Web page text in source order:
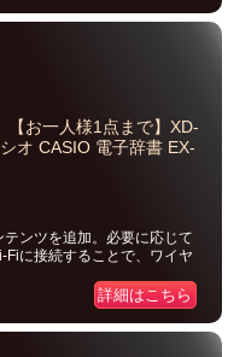
【お一人様1点まで】XD-
オ CASIO 電子辞書 EX-
ンツを追加。必要に応じて
Fiに接続することで、ワイヤ
詳細はこちら